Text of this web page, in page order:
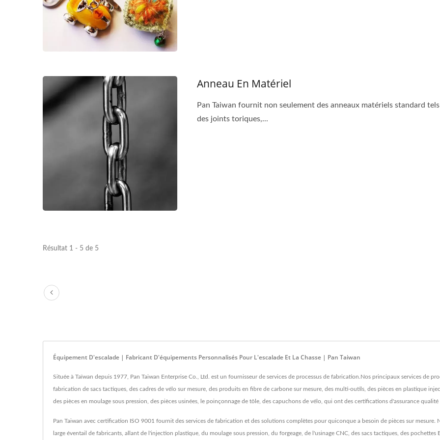
Anneau En Matériel
Pan Taiwan fournit non seulement des anneaux matériels standard
des joints toriques,...
Résultat 1 - 5 de 5
Équipement D'escalade | Fabricant D'équipements Personnalisés Pour L'escalade Et La Chasse | Pan Taiwan
Située à Taïwan depuis 1977, Pan Taiwan Enterprise Co., Ltd. est un fournisseur de services de processus de fabrication.Nos principaux services de
fabrication de sacs tactiques, des cadres de vélo sur mesure, des produits en fibre de carbone sur mesure, des multi-outils, des pièces en plastique
des pièces en moulage sous pression, des pièces usinées, le poinçonnage de tôle, des capuchons de vélo, qui ont des certifications d'assurance
Pan Taiwan avec certification ISO 9001 fournit des services de fabrication et des solutions complètes pour quiconque a besoin de pièces sur
large éventail de fabricants, allant de l'injection plastique, du moulage sous pression, du forgeage, de l'usinage CNC, des sacs tactiques, des